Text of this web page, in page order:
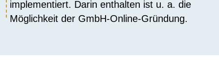
implementiert. Darin enthalten ist u. a. die
Möglichkeit der GmbH-Online-Gründung.